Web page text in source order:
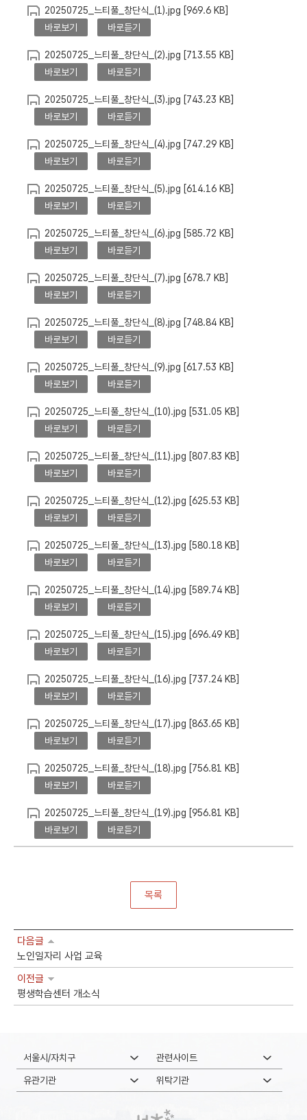
20250725_느티풀_창단식_(1).jpg [969.6 KB]
바로보기
바로듣기
20250725_느티풀_창단식_(2).jpg [713.55 KB]
바로보기
바로듣기
20250725_느티풀_창단식_(3).jpg [743.23 KB]
바로보기
바로듣기
20250725_느티풀_창단식_(4).jpg [747.29 KB]
바로보기
바로듣기
20250725_느티풀_창단식_(5).jpg [614.16 KB]
바로보기
바로듣기
20250725_느티풀_창단식_(6).jpg [585.72 KB]
바로보기
바로듣기
20250725_느티풀_창단식_(7).jpg [678.7 KB]
바로보기
바로듣기
20250725_느티풀_창단식_(8).jpg [748.84 KB]
바로보기
바로듣기
20250725_느티풀_창단식_(9).jpg [617.53 KB]
바로보기
바로듣기
20250725_느티풀_창단식_(10).jpg [531.05 KB]
바로보기
바로듣기
20250725_느티풀_창단식_(11).jpg [807.83 KB]
바로보기
바로듣기
20250725_느티풀_창단식_(12).jpg [625.53 KB]
바로보기
바로듣기
20250725_느티풀_창단식_(13).jpg [580.18 KB]
바로보기
바로듣기
20250725_느티풀_창단식_(14).jpg [589.74 KB]
바로보기
바로듣기
20250725_느티풀_창단식_(15).jpg [696.49 KB]
바로보기
바로듣기
20250725_느티풀_창단식_(16).jpg [737.24 KB]
바로보기
바로듣기
20250725_느티풀_창단식_(17).jpg [863.65 KB]
바로보기
바로듣기
20250725_느티풀_창단식_(18).jpg [756.81 KB]
바로보기
바로듣기
20250725_느티풀_창단식_(19).jpg [956.81 KB]
바로보기
바로듣기
목록
다음글
노인일자리 사업 교육
이전글
평생학습센터 개소식
서울시/자치구 관련사이트
유관기관 위탁기관